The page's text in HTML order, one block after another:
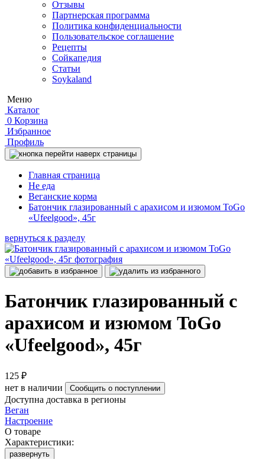
Отзывы
Партнерская программа
Политика конфиденциальности
Пользовательское соглашение
Рецепты
Сойкапедия
Статьи
Soykaland
Меню
Каталог
0 Корзина
Избранное
Профиль
Главная страница
Не еда
Веганские корма
Батончик глазированный с арахисом и изюмом ToGo
«Ufeelgood», 45г
вернуться к разделу
Батончик глазированный с
арахисом и изюмом ToGo
«Ufeelgood», 45г
125 ₽
нет в наличии
Сообщить о поступлении
Доступна доставка в регионы
Веган
Настроение
О товаре
Характеристики:
развернуть